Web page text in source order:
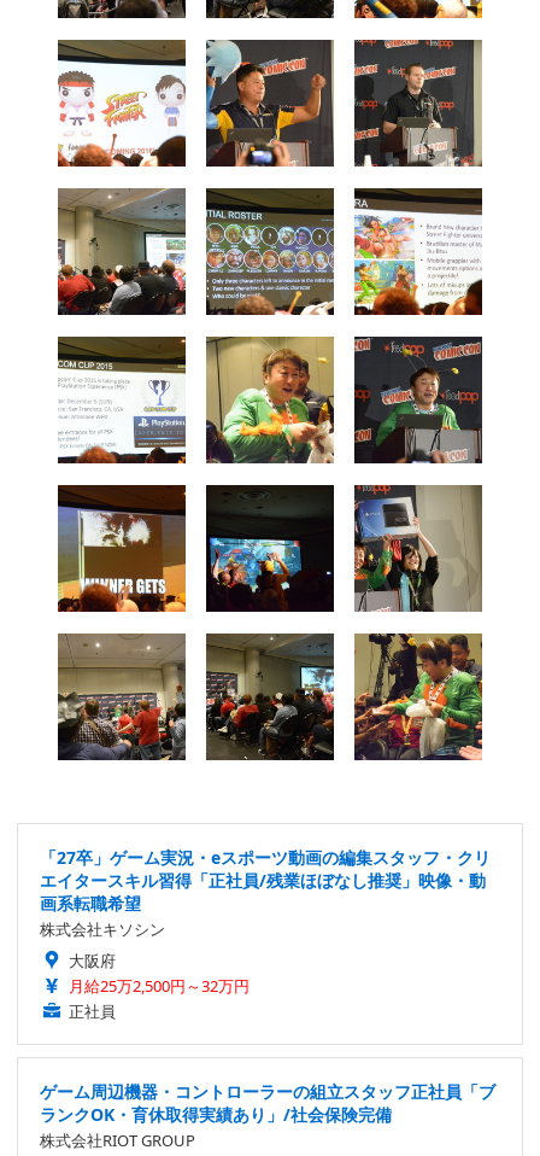
「27卒」ゲーム実況・eスポーツ動画の編集スタッフ・クリ
エイタースキル習得「正社員/残業ほぼなし推奨」映像・動
画系転職希望
株式会社キソシン
大阪府
月給25万2,500円～32万円
正社員
ゲーム周辺機器・コントローラーの組立スタッフ正社員「ブ
ランクOK・育休取得実績あり」/社会保険完備
株式会社RIOT GROUP